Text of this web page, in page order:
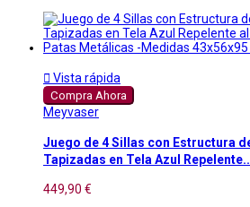
 Vista rápida
Compra Ahora
Meyvaser
Juego de 4 Sillas con Estructura
Tapizadas en Tela Azul
449,90 €